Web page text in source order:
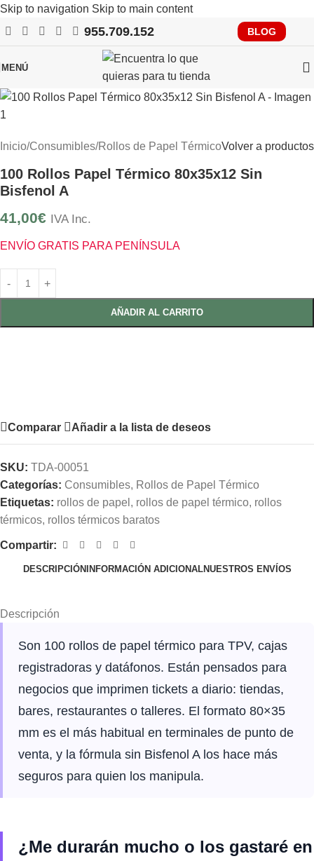
Skip to navigation Skip to main content
RECUERDA QUE PRONTO TENDRÁS QUE CUMPLIR CON
VERIFACTU, CONSÚLTANOS
955.709.152 BLOG
MENÚ
Envío Gratis
Inicio/Consumibles/Rollos de Papel TérmicoVolver a productos
100 Rollos Papel Térmico 80x35x12 Sin
Bisfenol A
41,00€ IVA Inc.
ENVÍO GRATIS PARA PENÍNSULA
AÑADIR AL CARRITO
Comparar Añadir a la lista de deseos
SKU: TDA-00051
Categorías: Consumibles, Rollos de Papel Térmico
Etiquetas: rollos de papel , rollos de papel térmico, rollos
térmicos, rollos térmicos baratos
Compartir:
DESCRIPCIÓN INFORMACIÓN ADICIONALNUESTROS ENVÍOS
Descripción
Son 100 rollos de papel térmico para TPV, cajas
registradoras y datáfonos. Están pensados para
negocios que imprimen tickets a diario: tiendas,
bares, restaurantes o talleres. El formato 80×35
mm es el más habitual en terminales de punto de
venta, y la fórmula sin Bisfenol A los hace más
seguros para quien los manipula.
¿Me durarán mucho o los gastaré en